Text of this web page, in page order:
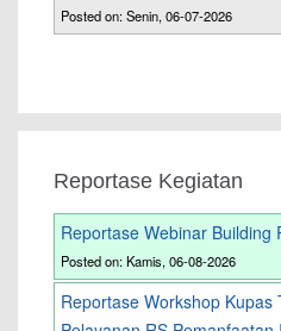
Posted on: Senin, 06-07-2026
Reportase Kegiatan
Reportase Webinar Building
Posted on: Kamis, 06-08-2026
Reportase Workshop Kupas